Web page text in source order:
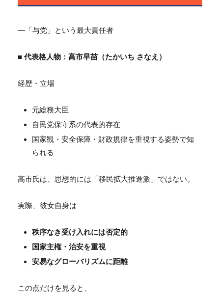
―「与党」という最大責任者
■ 代表格人物：高市早苗（たかいち さなえ）
経歴・立場
元総務大臣
自民党保守系の代表的存在
国家観・安全保障・財政規律を重視する姿勢で知
られる
高市氏は、思想的には「移民拡大推進派」ではない。
実際、彼女自身は
秩序なき受け入れには否定的
国家主権・治安を重視
安易なグローバリズムに距離
この点だけを見ると、